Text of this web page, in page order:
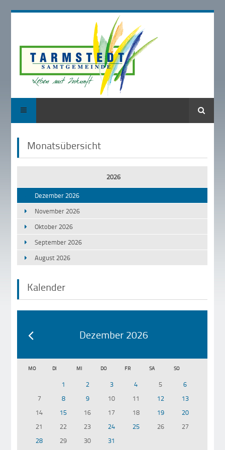
Suche
Monatsübersicht
2026
Dezember 2026
November 2026
Oktober 2026
September 2026
August 2026
Kalender
Dezember 2026
MO DI MI DO FR SA SO
1 2 3 4 5
6
7
8 9 10 11 12
13
14
15 16 17 18 19
20
21
22 23 24 25 26
27
28
29 30 31